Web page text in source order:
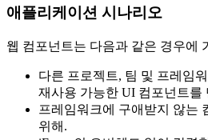
애플리케이션 시나리오
웹 컴포넌트는 다음과 같은 경우에
다른 프로젝트, 팀 및 프레임
재사용 가능한 UI 컴포넌트를
프레임워크에 구애받지 않는
위해.